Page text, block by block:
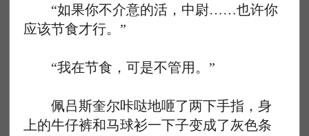
“如果你不介意的活，中尉……也许你
应该节食才行。”
“我在节食，可是不管用。”
佩吕斯奎尔咔哒地咂了两下手指，身
上的牛仔裤和马球衫一下子变成了灰色条